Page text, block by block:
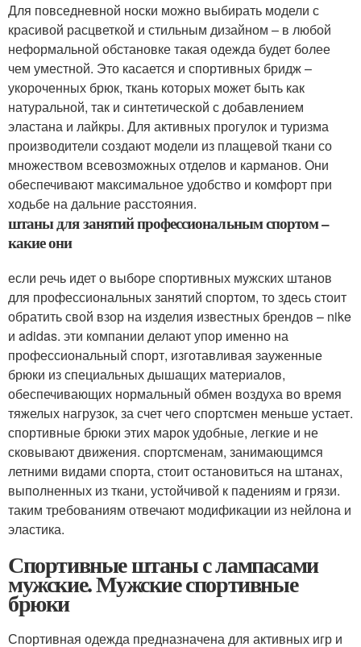
Для повседневной носки можно выбирать модели с
красивой расцветкой и стильным дизайном – в любой
неформальной обстановке такая одежда будет более
чем уместной. Это касается и спортивных бридж –
укороченных брюк, ткань которых может быть как
натуральной, так и синтетической с добавлением
эластана и лайкры. Для активных прогулок и туризма
производители создают модели из плащевой ткани со
множеством всевозможных отделов и карманов. Они
обеспечивают максимальное удобство и комфорт при
ходьбе на дальние расстояния.
штаны для занятий профессиональным спортом –
какие они
если речь идет о выборе спортивных мужских штанов
для профессиональных занятий спортом, то здесь стоит
обратить свой взор на изделия известных брендов – nike
и adidas. эти компании делают упор именно на
профессиональный спорт, изготавливая зауженные
брюки из специальных дышащих материалов,
обеспечивающих нормальный обмен воздуха во время
тяжелых нагрузок, за счет чего спортсмен меньше устает.
спортивные брюки этих марок удобные, легкие и не
сковывают движения. спортсменам, занимающимся
летними видами спорта, стоит остановиться на штанах,
выполненных из ткани, устойчивой к падениям и грязи.
таким требованиям отвечают модификации из нейлона и
эластика.
Спортивные штаны с лампасами
мужские. Мужские спортивные
брюки
Спортивная одежда предназначена для активных игр и